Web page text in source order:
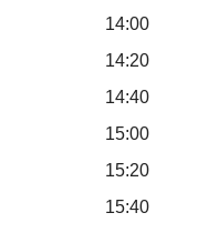
14:00
14:20
14:40
15:00
15:20
15:40